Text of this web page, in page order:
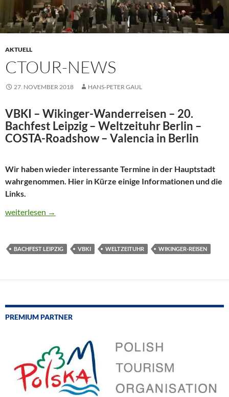
AKTUELL
CTOUR-NEWS
27. NOVEMBER 2018 HANS-PETER GAUL
VBKI – Wikinger-Wanderreisen – 20.
Bachfest Leipzig – Weltzeituhr Berlin –
COSTA-Roadshow – Valencia in Berlin
Wir haben wieder interessante Termine in der Hauptstadt
wahrgenommen. Hier in Kürze einige Informationen und die
Links.
CTOUR-News
weiterlesen →
BACHFEST LEIPZIG VBKI WELTZEITUHR WIKINGER-REISEN
PREMIUM PARTNER